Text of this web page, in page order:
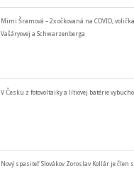
Mimi Šramová – 2x očkovaná na COVID,
Vašáryovej a Schwarzenberga
V Česku z fotovoltaiky a lítiovej batérie
Nový spasiteľ Slovákov Zoroslav Kollár je člen